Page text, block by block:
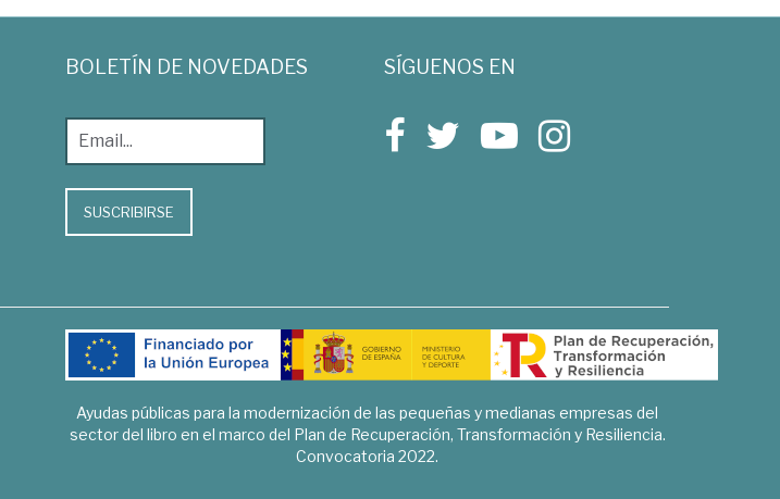
BOLETÍN DE NOVEDADES
SUSCRIBIRSE
SÍGUENOS EN
Ayudas públicas para la modernización de las pequeñas y medianas empresas del
sector del libro en el marco del Plan de Recuperación, Transformación y Resiliencia.
Convocatoria 2022.